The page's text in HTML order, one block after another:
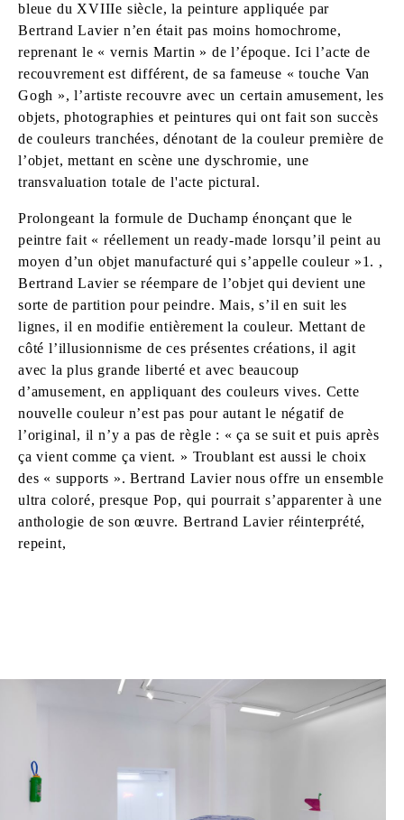
bleue du XVIIIe siècle, la peinture appliquée par
Bertrand Lavier n’en était pas moins homochrome,
reprenant le « vernis Martin » de l’époque. Ici l’acte de
recouvrement est différent, de sa fameuse « touche Van
Gogh », l’artiste recouvre avec un certain amusement, les
objets, photographies et peintures qui ont fait son succès
de couleurs tranchées, dénotant de la couleur première de
l’objet, mettant en scène une dyschromie, une
transvaluation totale de l'acte pictural.
Prolongeant la formule de Duchamp énonçant que le
peintre fait « réellement un ready-made lorsqu’il peint au
moyen d’un objet manufacturé qui s’appelle couleur »1. ,
Bertrand Lavier se réempare de l’objet qui devient une
sorte de partition pour peindre. Mais, s’il en suit les
lignes, il en modifie entièrement la couleur. Mettant de
côté l’illusionnisme de ces présentes créations, il agit
avec la plus grande liberté et avec beaucoup
d’amusement, en appliquant des couleurs vives. Cette
nouvelle couleur n’est pas pour autant le négatif de
l’original, il n’y a pas de règle : « ça se suit et puis après
ça vient comme ça vient. » Troublant est aussi le choix
des « supports ». Bertrand Lavier nous offre un ensemble
ultra coloré, presque Pop, qui pourrait s’apparenter à une
anthologie de son œuvre. Bertrand Lavier réinterprété,
repeint,